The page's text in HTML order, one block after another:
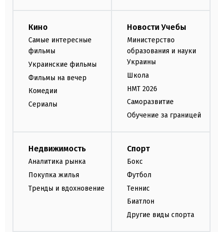
Кино
Самые интересные
фильмы
Украинские фильмы
Фильмы на вечер
Комедии
Сериалы
Новости Учебы
Министерство
образования и науки
Украины
Школа
НМТ 2026
Саморазвитие
Обучение за границей
Недвижимость
Аналитика рынка
Покупка жилья
Тренды и вдохновение
Спорт
Бокс
Футбол
Теннис
Биатлон
Другие виды спорта